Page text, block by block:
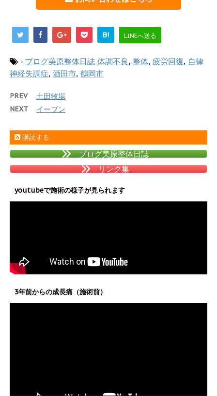
B! LINEへ送る
- ブログ美原整体日誌 体調不良 , 整体, 疲労回復, 自律
神経失調症, 酒田市, 鶴岡市
PREV 土田牧場
NEXT イーブン
購読する
ブログ美原整体日誌
リンク集
youtubeで施術の様子が見られます
3年前からの成長痛（施術前）